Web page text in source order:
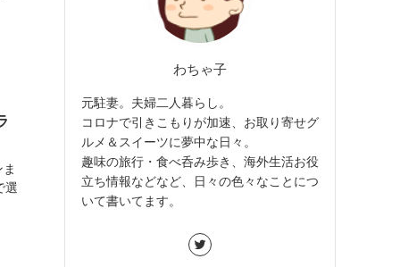
選
わちゃ子
元駐妻。夫婦二人暮らし。
コロナで引きこもりが加速、お取り寄せグ
ルメ＆スイーツに夢中な日々。
趣味の旅行・食べ呑み歩き、海外生活お役
立ち情報などなど、日々の色々なことにつ
いて書いてます。